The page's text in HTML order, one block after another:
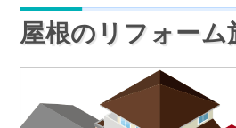
屋根のリフォーム